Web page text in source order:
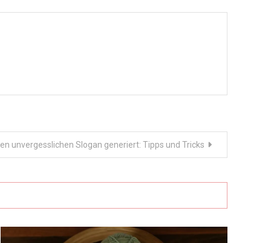
unvergesslichen Slogan generiert: Tipps und Tricks